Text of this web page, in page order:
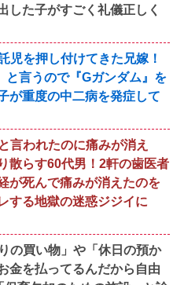
した子がすごく礼儀正しく
児を押し付けてきた兄嫁！
と言うので『Gガンダム』を
重度の中二病を発症して
言われたのに痛みが消え
散らす60代男！2軒の歯医者
が死んで痛みが消えたのを
する地獄の迷惑ジジイに
の買い物」や「休日の預か
金を払ってるんだから自由